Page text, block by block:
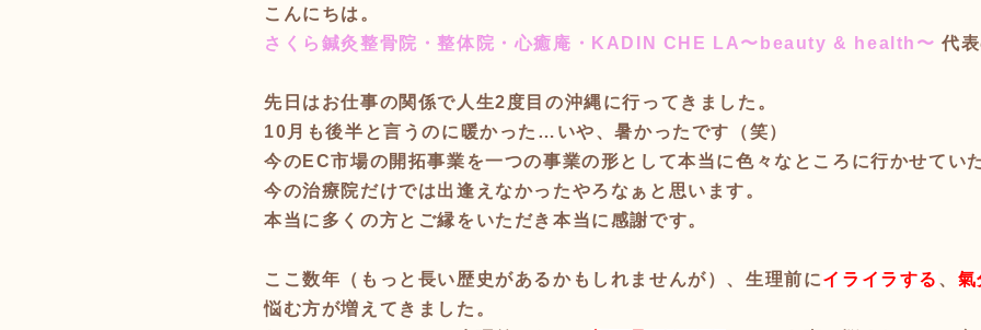
こんにちは。
さくら鍼灸整骨院・整体院・心癒庵・KADIN CHE LA〜beauty & health〜 代
先日はお仕事の関係で人生2度目の沖縄に行ってきました。
10月も後半と言うのに暖かった…いや、暑かったです（笑）
今のEC市場の開拓事業を一つの事業の形として本当に色々なところに行かせてい
今の治療院だけでは出逢えなかったやろなぁと思います。
本当に多くの方とご縁をいただき 本当に感謝です。
ここ数年（もっと長い歴史があるかもしれませんが）、生理前にイライラする 、 氣
悩む方が増えてきました。